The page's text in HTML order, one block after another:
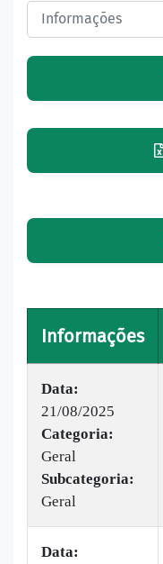
Informações
Data:
21/08/2025
Categoria:
Geral
Subcategoria:
Geral
Data: